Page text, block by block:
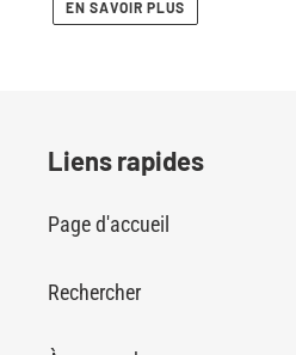
EN SAVOIR PLUS
Liens rapides
Page d'accueil
Rechercher